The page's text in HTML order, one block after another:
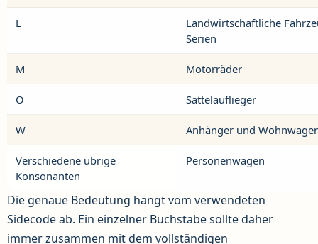
L
Landwirtschaftliche
Serien
M Motorräder
O Sattelauflieger
W Anhänger und
Verschiedene übrige
Konsonanten
Personenwagen
Die genaue Bedeutung hängt vom verwendeten
Sidecode ab. Ein einzelner Buchstabe sollte daher
immer zusammen mit dem vollständigen